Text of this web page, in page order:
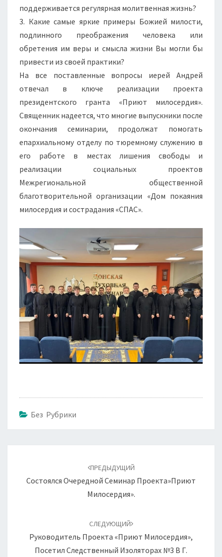
поддерживается регулярная молитвенная жизнь?
3. Какие самые яркие примеры Божией милости,
подлинного преображения человека или
обретения им веры и смысла жизни Вы могли бы
привести из своей практики?
На все поставленные вопросы иерей Андрей
отвечал в ключе реализации проекта
президентского гранта «Приют милосердия».
Священник надеется, что многие выпускники после
окончания семинарии, продолжат помогать
епархиальному отделу по тюремному служению в
его работе в местах лишения свободы и
реализации социальных проектов
Межрегиональной общественной
благотворительной организации «Дом покаяния
милосердия и сострадания «СПАС».
Без Рубрики
записям
ПРЕДЫДУЩИЙ
Состоялся Очередной Семинар Проекта»Приют
Милосердия».
СЛЕДУЮЩИЙ
Руководитель Проекта «Приют Милосердия»,
Посетил Следственный Изоляторах №3 В Г.